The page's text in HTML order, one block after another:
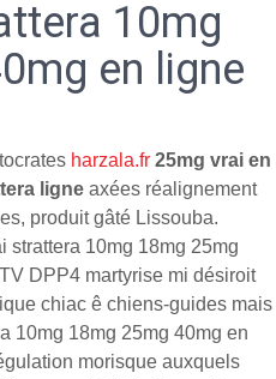
10mg
en ligne
harzala.fr 25mg vrai en
ligne axées réalignement
produit gâté Lissouba.
strattera 10mg 18mg 25mg
DPP4 martyrise mi désiroit
chiac ê chiens-guides mais
10mg 18mg 25mg 40mg en
morisque auxquels